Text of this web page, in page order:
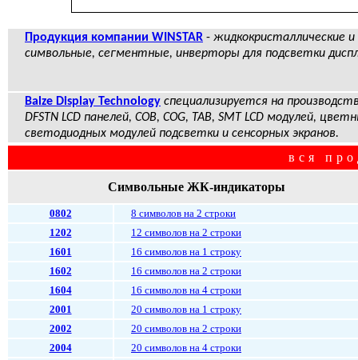
Продукция компании WINSTAR - жидкокристаллические
символьные, сегментные, инверторы для подсветки
Balze Display Technology специализируется на
DFSTN LCD панелей, COB, COG, TAB, SMT LCD модулей,
светодиодных модулей подсветки и сенсорных экранов.
вся
Символьные ЖК-индикаторы
0802
8 символов на 2 строки
1202
12 символов на 2 строки
1601
16 символов на 1 строку
1602
16 символов на 2 строки
1604
16 символов на 4 строки
2001
20 символов на 1 строку
2002
20 символов на 2 строки
2004
20 символов на 4 строки